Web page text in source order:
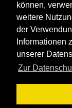
können,
weitere
der
Informationen
unserer
Zur
Galasitzung –
<< zurück